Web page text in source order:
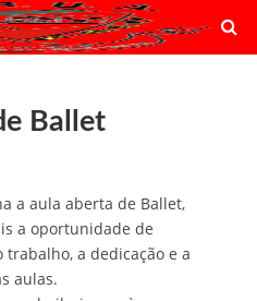
Ballet
a aula aberta de Ballet,
a oportunidade de
a dedicação e a
aulas.